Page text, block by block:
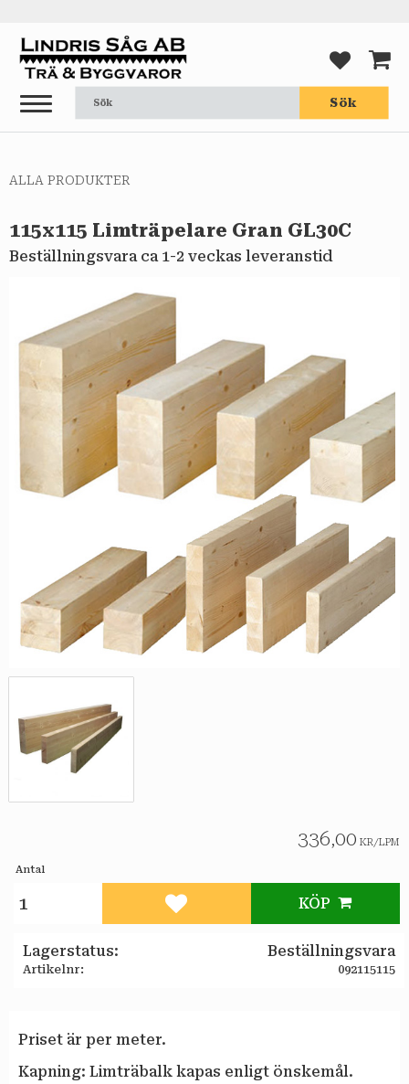
Meny
Sök
ALLA PRODUKTER
115x115 Limträpelare Gran GL30C
Beställningsvara ca 1-2 veckas leveranstid
336,00 KR/LPM
Antal
KÖP
Lägg till i favoriter
Lagerstatus Beställningsvara
Artikelnr 092115115
Priset är per meter.
Kapning: Limträbalk kapas enligt önskemål.